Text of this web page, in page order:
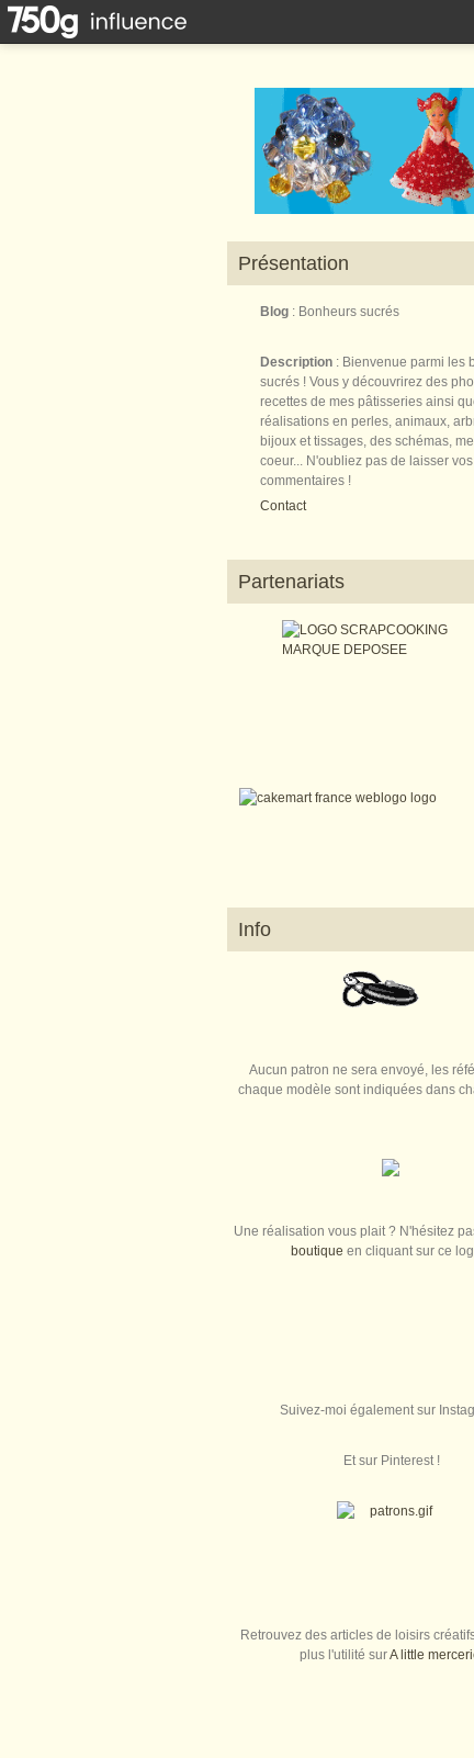
Présentation
Blog : Bonheurs sucrés
Description : Bienvenue parmi les
sucrés ! Vous y découvrirez des
recettes de mes pâtisseries ainsi
réalisations en perles, animaux,
bijoux et tissages, des schémas,
coeur... N'oubliez pas de laisser vos
commentaires !
Contact
Partenariats
Info
Aucun patron ne sera envoyé, les
chaque modèle sont indiquées dans
Une réalisation vous plait ? N'hésitez
boutique en cliquant sur ce
Suivez-moi également sur
Et sur Pinterest !
Retrouvez des articles de loisirs
plus l'utilité surA little